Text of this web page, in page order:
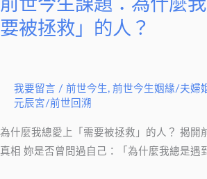
前世今生課題：為什麼
要被拯救」的人？
我要留言 / 前世今生 , 前世今生姻緣/夫婦
元辰宮/前世回溯
為什麼我總愛上「需要被拯救」的人？ 揭開
真相 妳是否曾問過自己：「為什麼我總是遇
愛
上
救」
的